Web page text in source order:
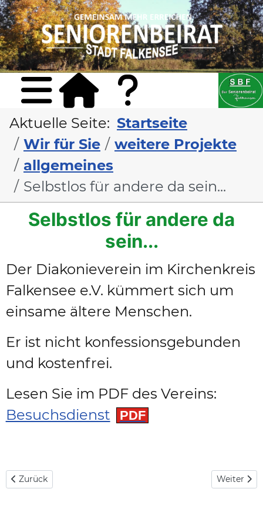
Aktuelle Seite: Startseite
Wir für Sie
weitere Projekte
allgemeines
Selbstlos für andere da sein...
Selbstlos für andere da
sein...
Der Diakonieverein im Kirchenkreis
Falkensee e.V. kümmert sich um
einsame ältere Menschen.
Er ist nicht konfessionsgebunden
und kostenfrei.
Lesen Sie im PDF des Vereins:
Besuchsdienst
Vorheriger Beitrag: Neues aus der Stadtbibliothek
Zurück Nächster
Weiter